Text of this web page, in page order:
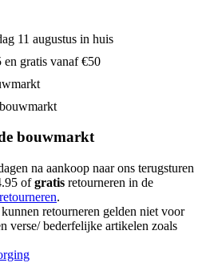
11 augustus in huis
gratis vanaf €50
bouwmarkt
na aankoop naar ons terugsturen
ofgratis retourneren in de
retourneren.
retourneren gelden niet voor
verse/ bederfelijke artikelen zoals